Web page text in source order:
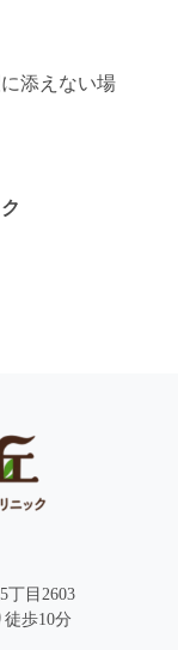
添えない場
丁目2603
歩10分